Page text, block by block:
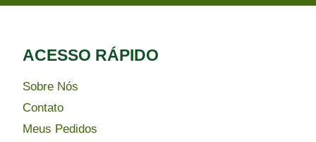
ACESSO RÁPIDO​
Sobre Nós
Contato
Meus Pedidos